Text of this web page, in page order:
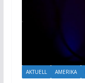
AKTUELL AMERIKA